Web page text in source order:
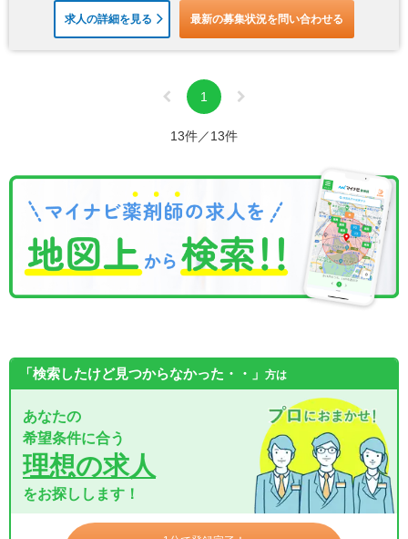
求人の詳細を見る 最新の募集状況を問い合わせる
1
13件／13件
「検索したけど見つからなかった・・」 方は
あなたの
希望条件に合う
理想の求人
をお探しします！